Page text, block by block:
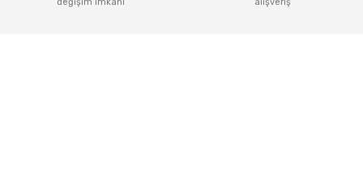
değişim imkanı
alışveriş